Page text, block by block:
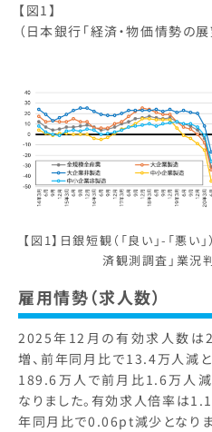
【図1】
（日本銀行「経済・物価情勢の
【図1】日銀短観（「良い」-「悪
済観測調査」業況
雇用情勢（求人数）
2025年12月の有効求人数
増、前年同月比で13.4万人減
189.6万人で前月比1.6万人
なりました。有効求人倍率は
年同月比で0.06pt減少となりま